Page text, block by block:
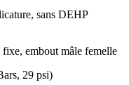
sans DEHP
embout mâle femelle
29 psi)